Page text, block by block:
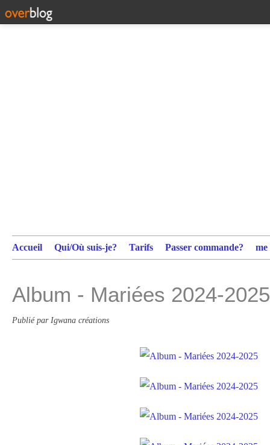
Accueil Qui/Où suis-je? Tarifs Passer commande?
Album - Mariées 2024-2025
Publié par Igwana créations